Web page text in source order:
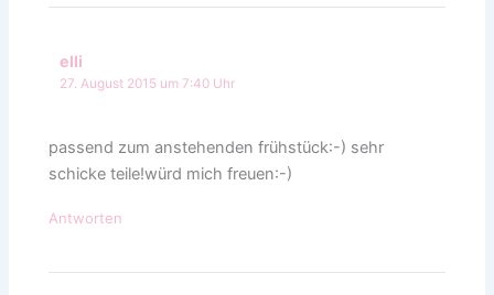
elli
27. August 2015 um 7:40 Uhr
passend zum anstehenden frühstück:-) sehr
schicke teile!würd mich freuen:-)
Antworten